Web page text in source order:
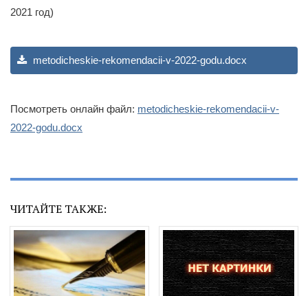
2021 год)
metodicheskie-rekomendacii-v-2022-godu.docx
Посмотреть онлайн файл: metodicheskie-rekomendacii-v-
2022-godu.docx
ЧИТАЙТЕ ТАКЖЕ: